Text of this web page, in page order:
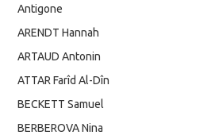
Antigone
ARENDT Hannah
ARTAUD Antonin
ATTAR Farîd Al-Dîn
BECKETT Samuel
BERBEROVA Nina